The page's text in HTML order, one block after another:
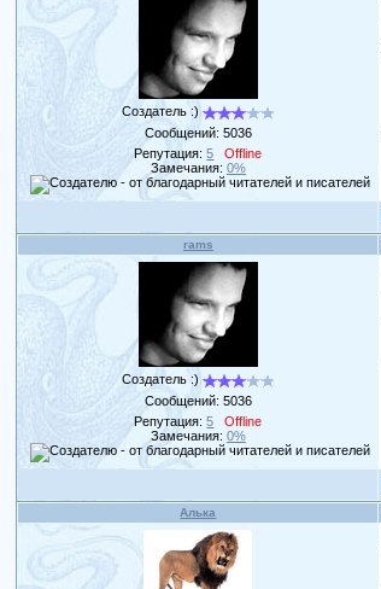
Создатель :)
Сообщений: 5036
Репутация:5
Offline
Замечания: 0%
rams
Создатель :)
Сообщений: 5036
Репутация:5
Offline
Замечания: 0%
Алька